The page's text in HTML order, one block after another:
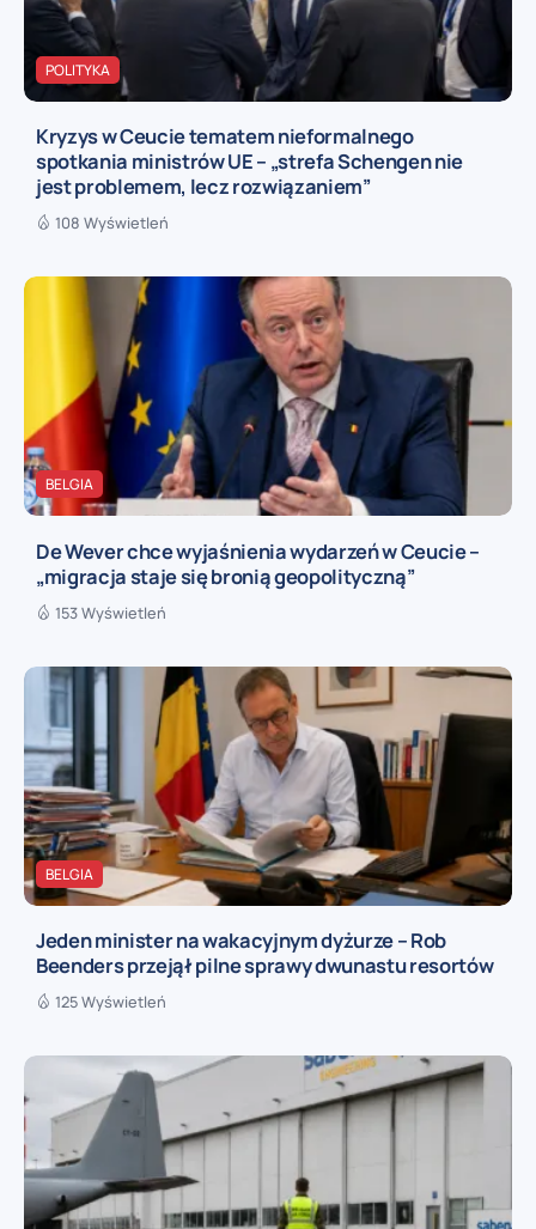
POLITYKA
Kryzys w Ceucie tematem nieformalnego
spotkania ministrów UE – „strefa Schengen nie
jest problemem, lecz rozwiązaniem”
108 Wyświetleń
BELGIA
De Wever chce wyjaśnienia wydarzeń w Ceucie –
„migracja staje się bronią geopolityczną”
153 Wyświetleń
BELGIA
Jeden minister na wakacyjnym dyżurze – Rob
Beenders przejął pilne sprawy dwunastu resortów
125 Wyświetleń